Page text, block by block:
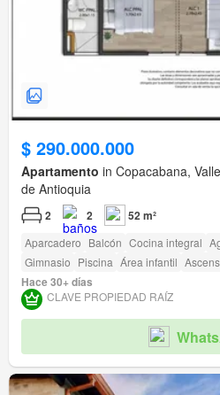
$ 290.000.000
Apartamento in Copacabana,
de Antioquia
2 2 52 m²
Aparcadero Balcón Cocina integral
Gimnasio Piscina Área infantil
Hace 30+ días
CLAVE PROPIEDAD RAÍZ